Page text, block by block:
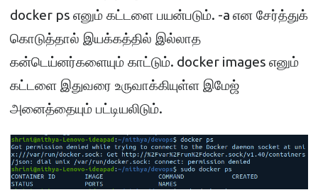
docker ps எனும் கட்டளை பயன்படும். -a என சேர்த்துக்
கொடுத்தால் இயக்கத்தில் இல்லாத
கன்டெய்னர்களையும் காட்டும். docker images எனும்
கட்டளை இதுவரை உருவாக்கியுள்ள இமேஜ்
அனைத்தையும் பட்டியலிடும்.